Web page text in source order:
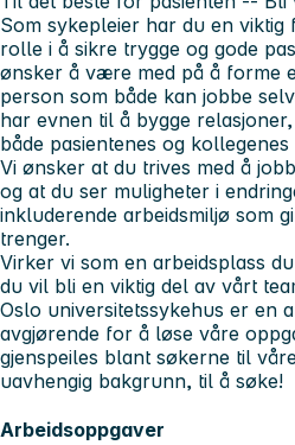
Som sykepleier har du en
rolle i å sikre trygge og gode
ønsker å være med på å forme
person som både kan jobbe
har evnen til å bygge
både pasientenes og kollegenes
Vi ønsker at du trives med å
og at du ser muligheter i
inkluderende arbeidsmiljø som
trenger.
Virker vi som en arbeidsplass
du vil bli en viktig del av vårt
Oslo universitetssykehus er en
avgjørende for å løse våre
gjenspeiles blant søkerne til
uavhengig bakgrunn, til å søke!
Arbeidsoppgaver